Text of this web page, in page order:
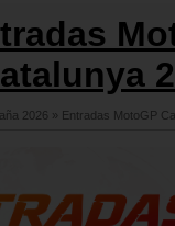
2026 » Entradas MotoGP